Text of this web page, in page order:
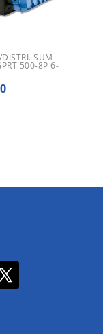
DISTRI. SUM
500-8P 6-